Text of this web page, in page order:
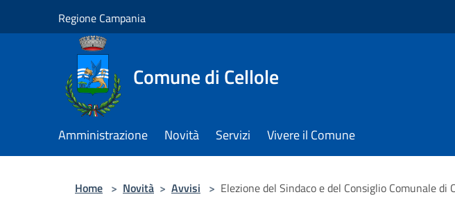
Regione Campania
Comune di Cellole
Amministrazione Novità Servizi Vivere il Comune
Home > Novità > Avvisi > Elezione del Sindaco e del Consiglio Comunale